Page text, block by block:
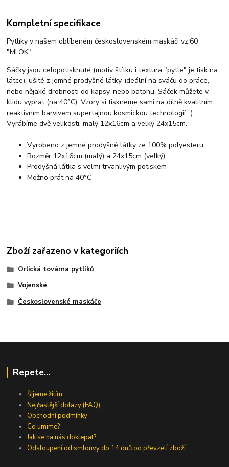
Kompletní specifikace
Pytlíky v našem oblíbeném československém maskáči vz.60
"MLOK".
Sáčky jsou celopotisknuté (motiv štítku i textura "pytle" je tisk na
látce), ušité z jemné prodyšné látky, ideální na sváču do práce,
nebo nějaké drobnosti do kapsy, nebo batohu. Sáček můžete v
klidu vyprat (na 40°C). Vzory si tiskneme sami na dílně kvalitním
reaktivním barvivem supertajnou kosmickou technologií. :)
Vyrábíme dvě velikosti, malý 12x16cm a velký 24x15cm.
Vyrobeno z jemné prodyšné látky ze 100% polyesteru
Rozměr 12x16cm (malý) a 24x15cm (velký)
Prodyšná látka s velmi trvanlivým potiskem
Možno prát na 40°C
Zboží zařazeno v kategoriích
Orlická továrna pytlíků
Vojenské
Československé maskáče
Repete...
Šijeme žitím...
Nejčastější dotazy (FAQ)
Obchodní podmínky
Co umíme?
Jak se na nás doklepat?
Odstoupení od smlouvy do 14 dnů od převzetí zboží